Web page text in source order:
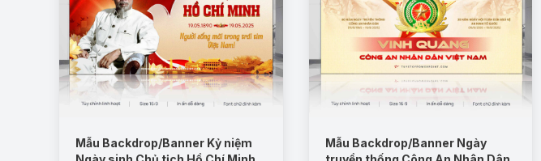
Mẫu Backdrop/Banner Kỷ niệm
Mẫu Backdrop/Banner Ngày